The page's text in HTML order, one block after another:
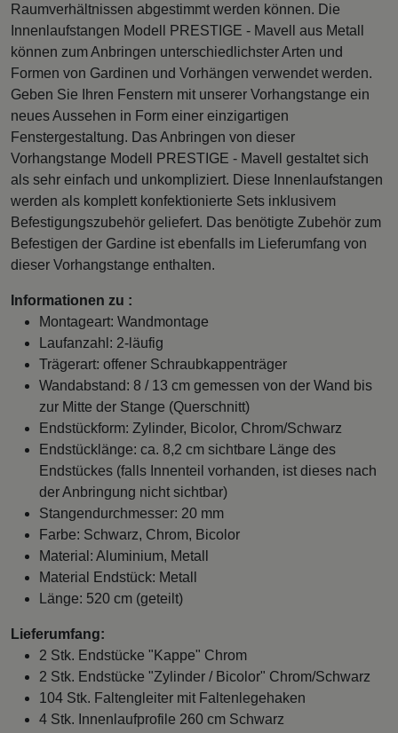
Raumverhältnissen abgestimmt werden können. Die
Innenlaufstangen Modell PRESTIGE - Mavell aus Metall
können zum Anbringen unterschiedlichster Arten und
Formen von Gardinen und Vorhängen verwendet werden.
Geben Sie Ihren Fenstern mit unserer Vorhangstange ein
neues Aussehen in Form einer einzigartigen
Fenstergestaltung. Das Anbringen von dieser
Vorhangstange Modell PRESTIGE - Mavell gestaltet sich
als sehr einfach und unkompliziert. Diese Innenlaufstangen
werden als komplett konfektionierte Sets inklusivem
Befestigungszubehör geliefert. Das benötigte Zubehör zum
Befestigen der Gardine ist ebenfalls im Lieferumfang von
dieser Vorhangstange enthalten.
Informationen zu :
Montageart: Wandmontage
Laufanzahl: 2-läufig
Trägerart: offener Schraubkappenträger
Wandabstand: 8 / 13 cm gemessen von der Wand bis
zur Mitte der Stange (Querschnitt)
Endstückform: Zylinder, Bicolor, Chrom/Schwarz
Endstücklänge: ca. 8,2 cm sichtbare Länge des
Endstückes (falls Innenteil vorhanden, ist dieses nach
der Anbringung nicht sichtbar)
Stangendurchmesser: 20 mm
Farbe: Schwarz, Chrom, Bicolor
Material: Aluminium, Metall
Material Endstück: Metall
Länge: 520 cm (geteilt)
Lieferumfang:
2 Stk. Endstücke "Kappe" Chrom
2 Stk. Endstücke "Zylinder / Bicolor" Chrom/Schwarz
104 Stk. Faltengleiter mit Faltenlegehaken
4 Stk. Innenlaufprofile 260 cm Schwarz